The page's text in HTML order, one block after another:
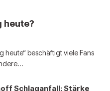
heute?
heute“ beschäftigt viele Fans
Schlaganfall: Stärke